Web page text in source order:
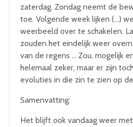
zaterdag. Zondag neemt de
toe. Volgende week lijken (…)
weerbeeld over te schakelen.
zouden het eindelijk weer
van de regens … Zou, mogelijk
helemaal zeker, maar er zijn
evoluties in die zin te zien op
Samenvatting:
Het blijft ook vandaag weer